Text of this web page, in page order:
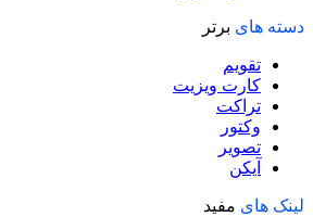
دسته های برتر
تقویم
کارت ویزیت
تراکت
وکتور
تصویر
آیکن
لینک های مفید